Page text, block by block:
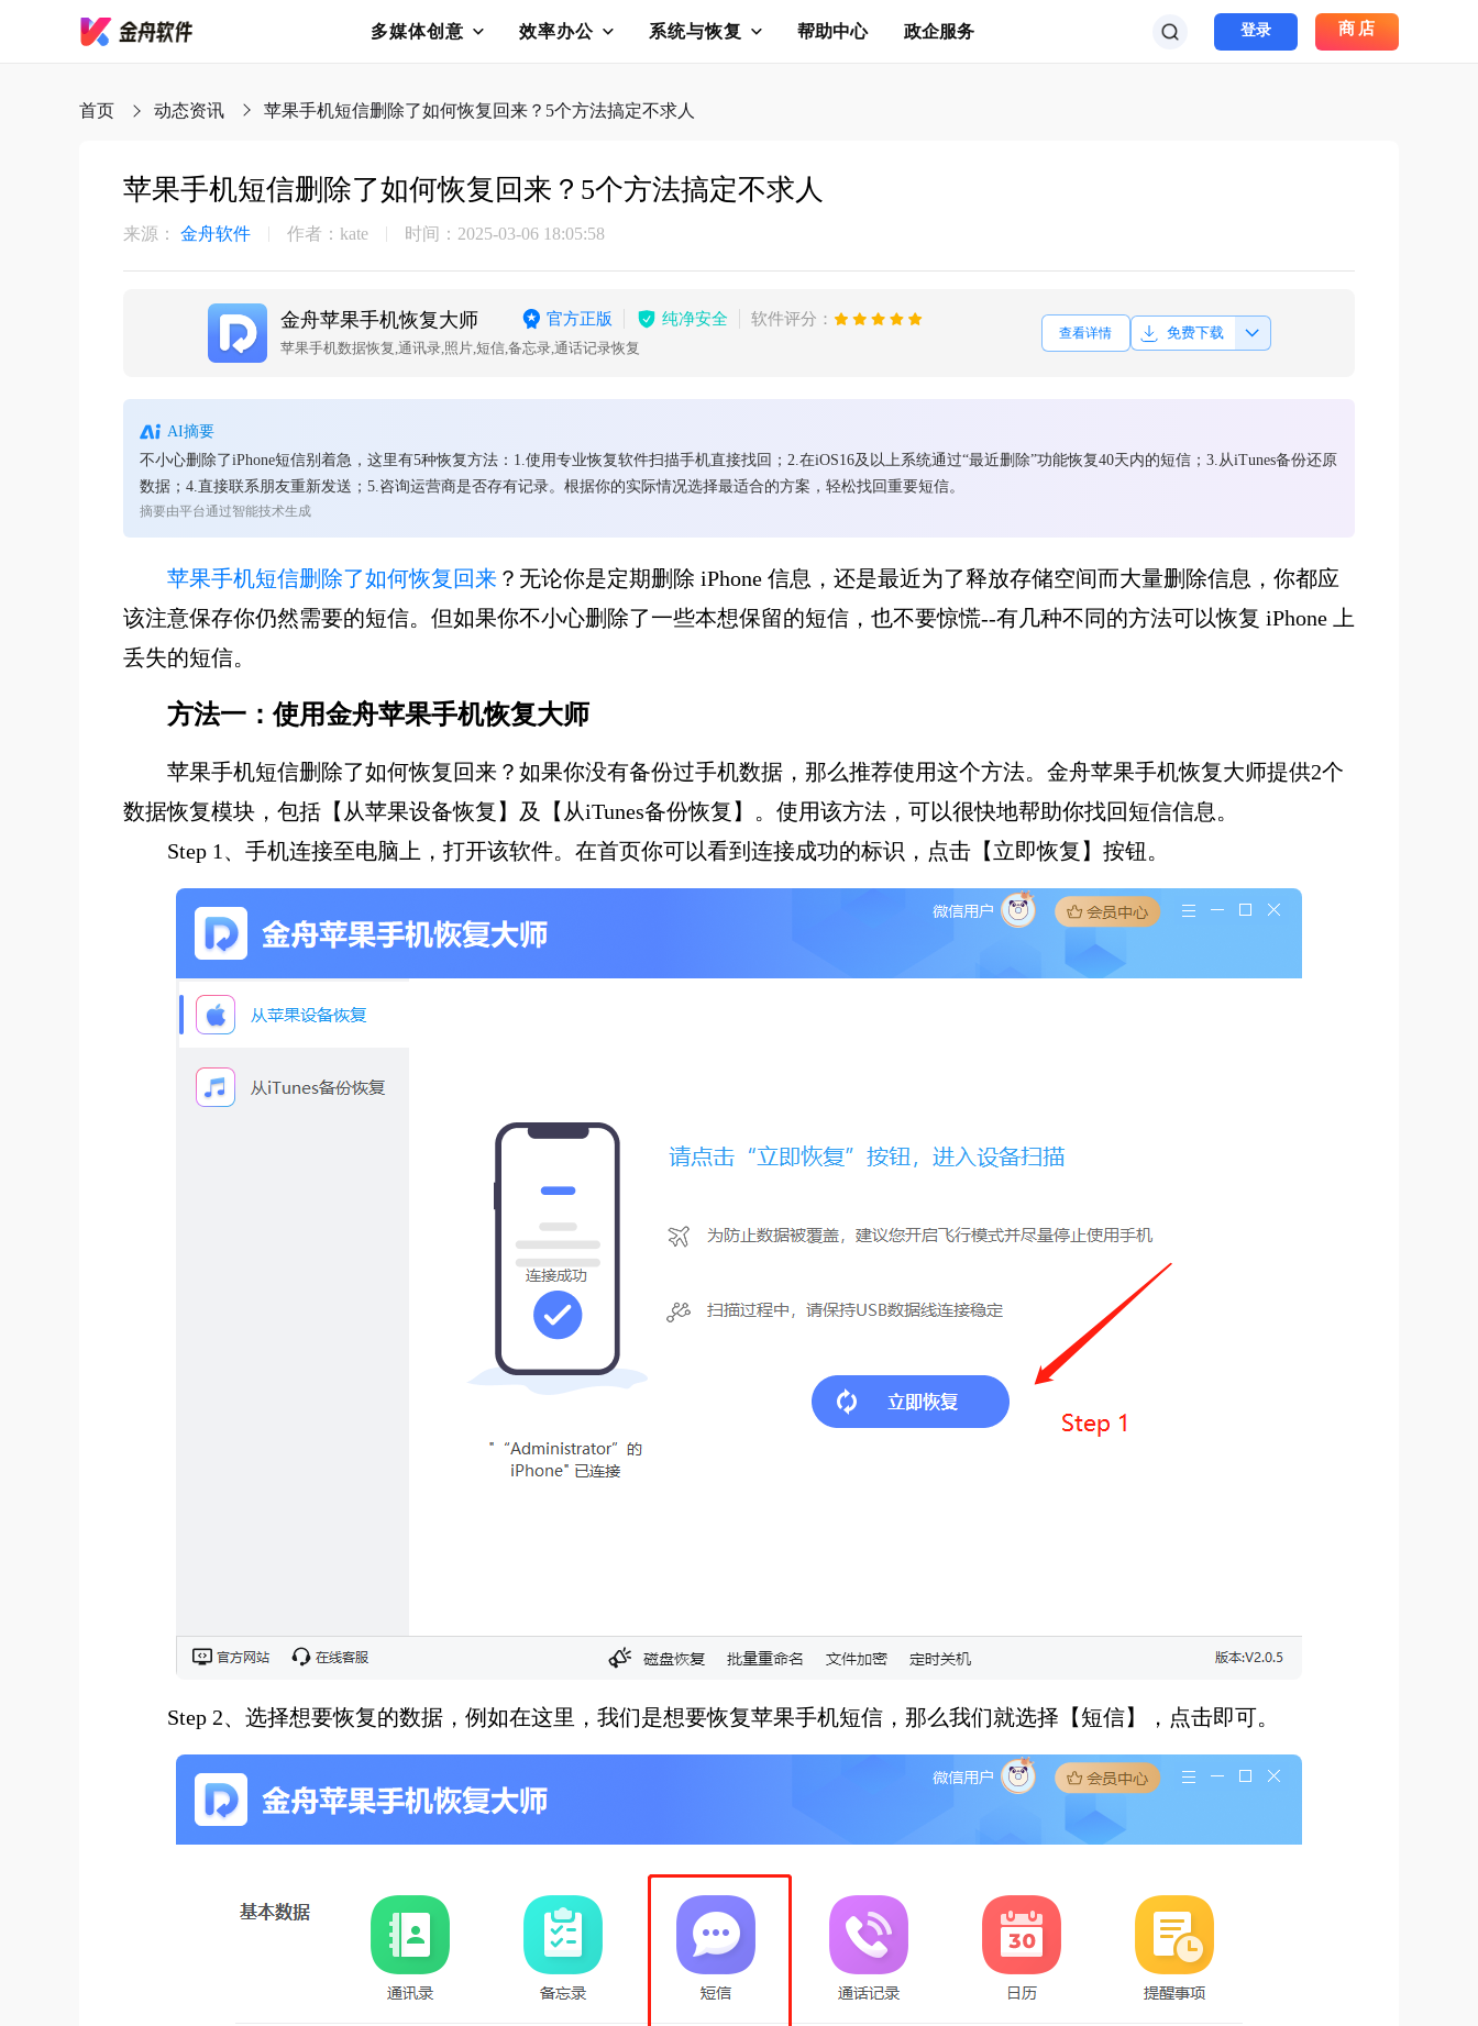
多媒体创意 效率办公 系统与恢复 帮助中心 政企服务 登录 商店
首页 动态资讯 苹果手机短信删除了如何恢复回来？5个方法搞定不求人
苹果手机短信删除了如何恢复回来？5个方法搞定不求人
来源： 金舟软件 作者：kate 时间：2025-03-06 18:05:58
金舟苹果手机恢复大师 官方正版 纯净安全 软件评分：
苹果手机数据恢复,通讯录,照片,短信,备忘录,通话记录恢复
查看详情 免费下载
AI摘要
不小心删除了iPhone短信别着急，这里有5种恢复方法：1.使用专业恢复软件扫描手机直接找回；2.在iOS16及以上系统通过“最近删除”功能恢复40天内的短信；3.从iTunes备份还原
数据；4.直接联系朋友重新发送；5.咨询运营商是否存有记录。根据你的实际情况选择最适合的方案，轻松找回重要短信。
摘要由平台通过智能技术生成
苹果手机短信删除了如何恢复回来 ？无论你是定期删除 iPhone 信息，还是最近为了释放存储空间而大量删除信息，你都应
该注意保存你仍然需要的短信。但如果你不小心删除了一些本想保留的短信，也不要惊慌--有几种不同的方法可以恢复 iPhone 上
丢失的短信。
方法一：使用金舟苹果手机恢复大师
苹果手机短信删除了如何恢复回来？如果你没有备份过手机数据，那么推荐使用这个方法。金舟苹果手机恢复大师提供2个
数据恢复模块，包括【从苹果设备恢复】及【从iTunes备份恢复】。使用该方法，可以很快地帮助你找回短信信息。
Step 1、手机连接至电脑上，打开该软件。在首页你可以看到连接成功的标识，点击【立即恢复】按钮。
Step 2、选择想要恢复的数据，例如在这里，我们是想要恢复苹果手机短信，那么我们就选择【短信】，点击即可。